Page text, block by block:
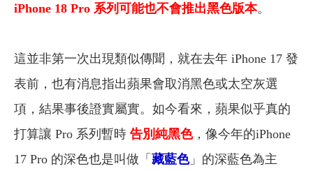
iPhone 18 Pro 系列可能也不會推出黑色版本。
這並非第一次出現類似傳聞，就在去年 iPhone 17 發
表前，也有消息指出蘋果會取消黑色或太空灰選
項，結果事後證實屬實。如今看來，蘋果似乎真的
打算讓 Pro 系列暫時 告別純黑色，像今年的iPhone
17 Pro 的深色也是叫做「 藏藍色」的深藍色為主